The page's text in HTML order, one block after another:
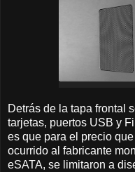
Detrás de la tapa frontal
tarjetas, puertos USB y
es que para el precio
ocurrido al fabricante
eSATA, se limitaron a